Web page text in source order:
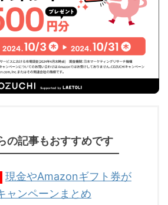
の記事もおすすめです
現金やAmazonギフト券が
ャンペーンまとめ